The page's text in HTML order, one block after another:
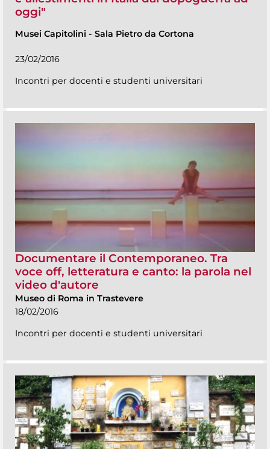
oggi"
Musei Capitolini - Sala Pietro da Cortona
23/02/2016
Incontri per docenti e studenti universitari
Documentare il Contemporaneo. Tra
voce off, letteratura e canto: la parola nel
video d'autore
Museo di Roma in Trastevere
18/02/2016
Incontri per docenti e studenti universitari